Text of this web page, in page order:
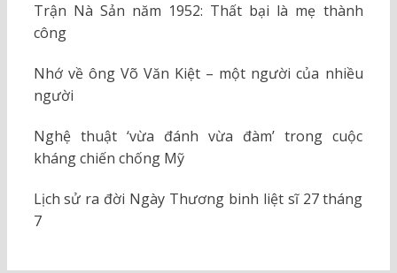
Trận Nà Sản năm 1952: Thất bại là mẹ thành
công
Nhớ về ông Võ Văn Kiệt – một người của nhiều
người
Nghệ thuật ‘vừa đánh vừa đàm’ trong cuộc
kháng chiến chống Mỹ
Lịch sử ra đời Ngày Thương binh liệt sĩ 27 tháng
7